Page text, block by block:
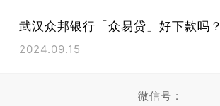
武汉众邦银行「众易贷」好下款吗？
2024.09.15
微信号 :